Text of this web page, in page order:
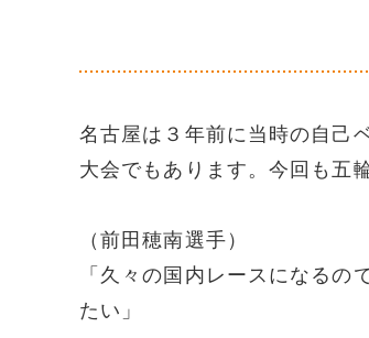
名古屋は３年前に当時の自己
大会でもあります。今回も五
（前田穂南選手）
「久々の国内レースになる
たい」